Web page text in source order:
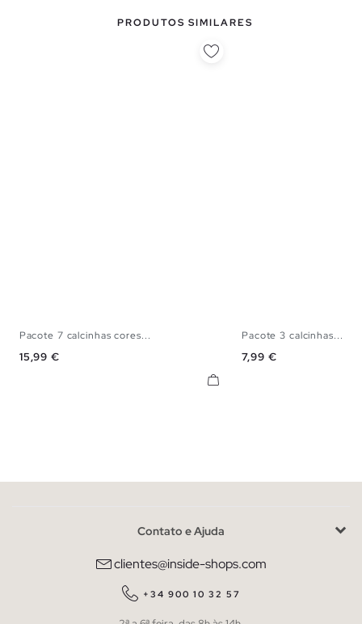
PRODUTOS SIMILARES
Pacote 7 calcinhas cores...
Preço
15,99 €
Pacote 3 calcinhas...
Preço
7,99 €
Contato e Ajuda
clientes@inside-shops.com
+34 900 10 32 57